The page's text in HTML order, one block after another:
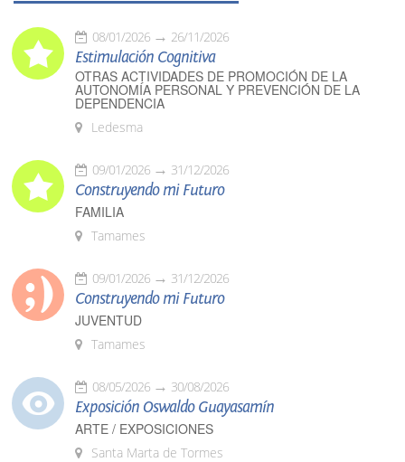
08/01/2026 26/11/2026
Estimulación Cognitiva
OTRAS ACTIVIDADES DE PROMOCIÓN DE LA
AUTONOMÍA PERSONAL Y PREVENCIÓN DE LA
DEPENDENCIA
Ledesma
09/01/2026 31/12/2026
Construyendo mi Futuro
FAMILIA
Tamames
09/01/2026 31/12/2026
Construyendo mi Futuro
JUVENTUD
Tamames
08/05/2026 30/08/2026
Exposición Oswaldo Guayasamín
ARTE / EXPOSICIONES
Santa Marta de Tormes